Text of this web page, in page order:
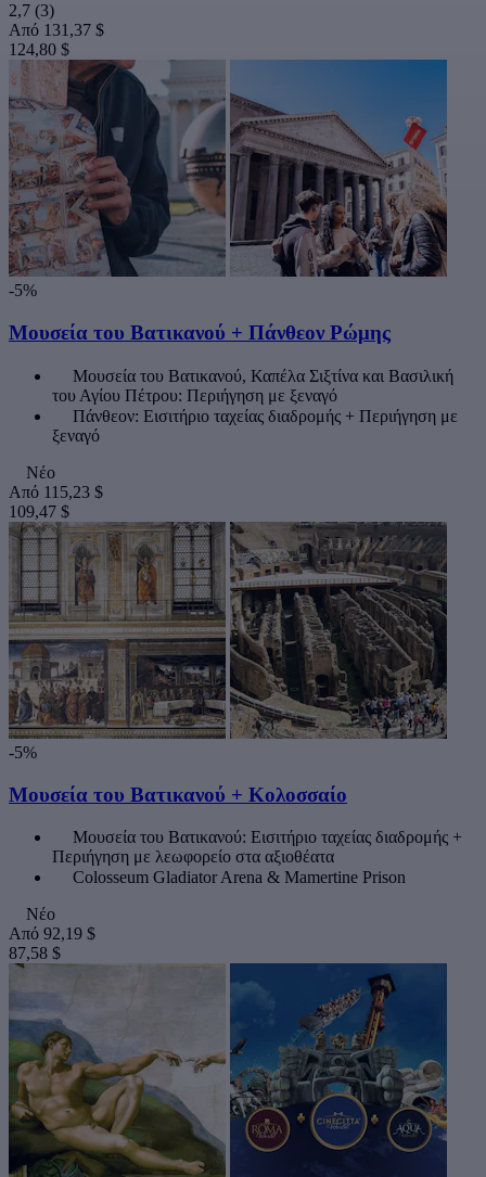
2,7 (3)
Από 131,37 $
124,80 $
-5%
Μουσεία του Βατικανού + Πάνθεον Ρώμης
Μουσεία του Βατικανού, Καπέλα Σιξτίνα και Βασιλική
του Αγίου Πέτρου: Περιήγηση με ξεναγό
Πάνθεον: Εισιτήριο ταχείας διαδρομής + Περιήγηση με
ξεναγό
Νέο
Από 115,23 $
109,47 $
-5%
Μουσεία του Βατικανού + Κολοσσαίο
Μουσεία του Βατικανού: Εισιτήριο ταχείας διαδρομής +
Περιήγηση με λεωφορείο στα αξιοθέατα
Colosseum Gladiator Arena & Mamertine Prison
Νέο
Από 92,19 $
87,58 $